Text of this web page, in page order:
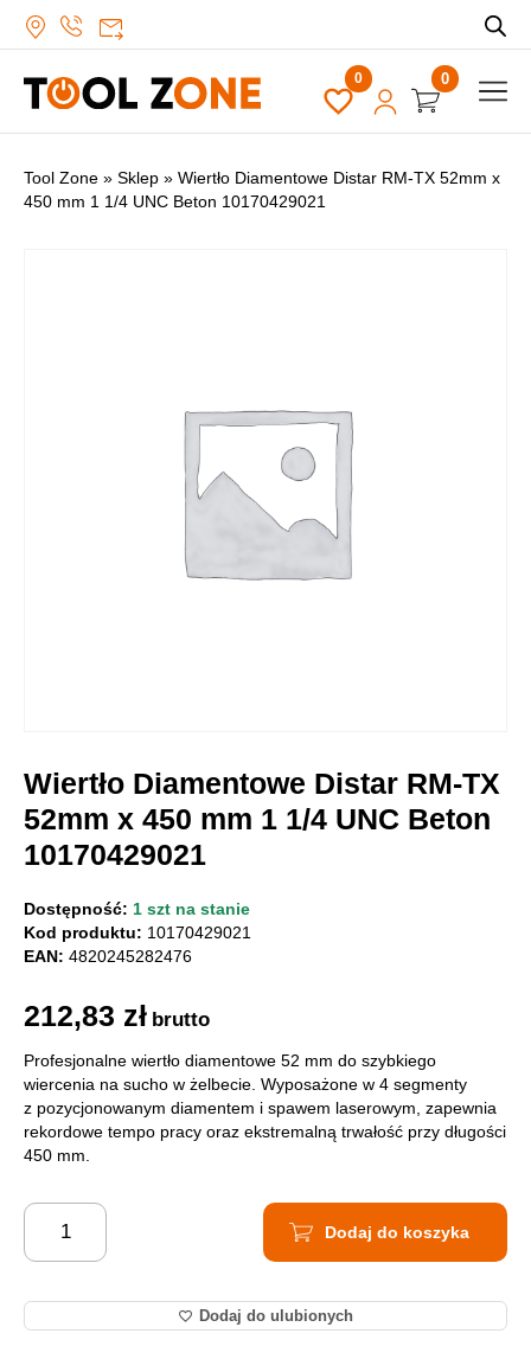
0
Tool Zone » Sklep » Wiertło Diamentowe Distar RM-TX 52mm x
450 mm 1 1/4 UNC Beton 10170429021
Wiertło Diamentowe Distar RM-TX
52mm x 450 mm 1 1/4 UNC Beton
10170429021
Dostępność: 1 szt na stanie
Kod produktu: 10170429021
EAN: 4820245282476
212,83 zł brutto
Profesjonalne wiertło diamentowe 52 mm do szybkiego
wiercenia na sucho w żelbecie. Wyposażone w 4 segmenty
z pozycjonowanym diamentem i spawem laserowym, zapewnia
rekordowe tempo pracy oraz ekstremalną trwałość przy długości
450 mm.
Dodaj do koszyka
Dodaj do ulubionych